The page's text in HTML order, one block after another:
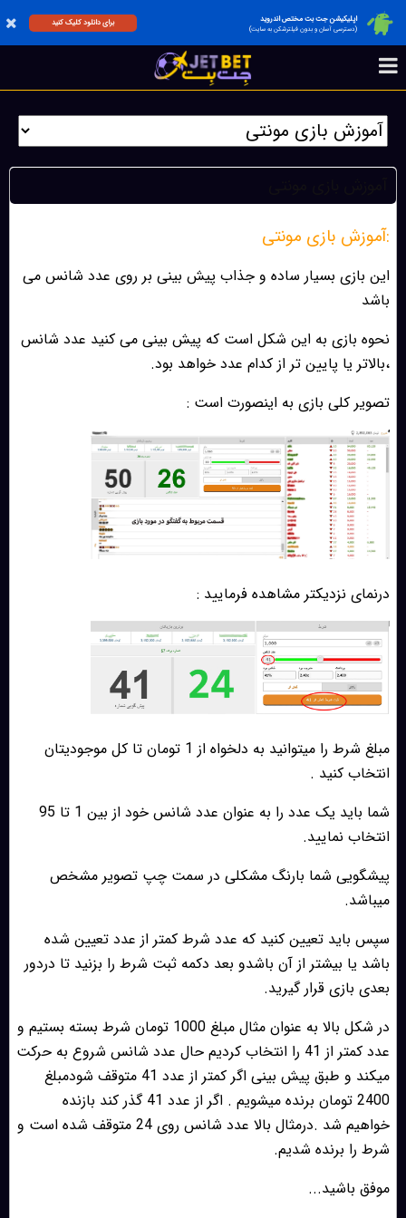
اپلیکیشن جت بت مختص اندروید
(دسترسی آسان و بدون فیلترشکن به سایت)
برای دانلود کلیک کنید
:آموزش بازی مونتی
این بازی بسیار ساده و جذاب پیش بینی بر روی عدد شانس می
باشد
نحوه بازی به این شکل است که پیش بینی می کنید عدد شانس
،بالاتر یا پایین تر از کدام عدد خواهد بود.
تصویر کلی بازی به اینصورت است :
درنمای نزدیکتر مشاهده فرمایید :
مبلغ شرط را میتوانید به دلخواه از 1 تومان تا کل موجودیتان
انتخاب کنید .
شما باید یک عدد را به عنوان عدد شانس خود از بین 1 تا 95
انتخاب نمایید.
پیشگویی شما بارنگ مشکلی در سمت چپ تصویر مشخص
میباشد.
سپس باید تعیین کنید که عدد شرط کمتر از عدد تعیین شده
باشد یا بیشتر از آن باشدو بعد دکمه ثبت شرط را بزنید تا دردور
بعدی بازی قرار گیرید.
در شکل بالا به عنوان مثال مبلغ 1000 تومان شرط بسته بستیم و
عدد کمتر از 41 را انتخاب کردیم حال عدد شانس شروع به حرکت
میکند و طبق پیش بینی اگر کمتر از عدد 41 متوقف شودمبلغ
2400 تومان برنده میشویم . اگر از عدد 41 گذر کند بازنده
خواهیم شد .درمثال بالا عدد شانس روی 24 متوقف شده است و
شرط را برنده شدیم.
موفق باشید...